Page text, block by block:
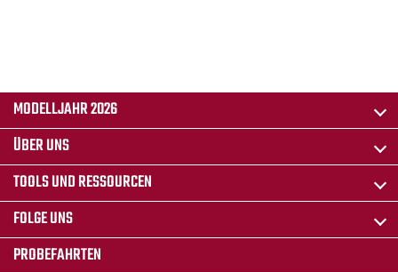
MODELLJAHR 2026
ÜBER UNS
TOOLS UND RESSOURCEN
FOLGE UNS
PROBEFAHRTEN